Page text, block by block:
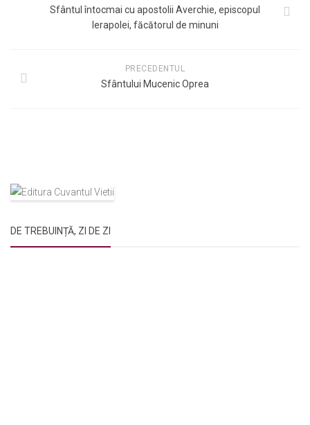
Sfântul întocmai cu apostolii Averchie, episcopul
Ierapolei, făcătorul de minuni
PRECEDENTUL
Sfântului Mucenic Oprea
DE TREBUINȚĂ, ZI DE ZI